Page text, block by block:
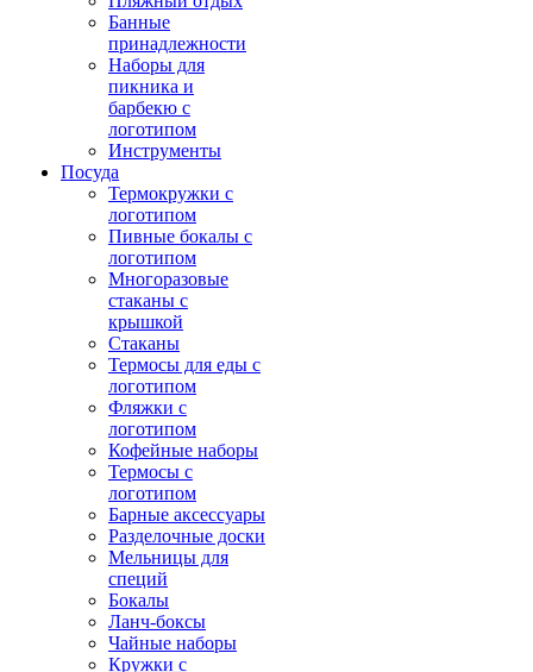
Банные
принадлежности
Наборы для
пикника и
барбекю с
логотипом
Инструменты
Посуда
Термокружки с
логотипом
Пивные бокалы с
логотипом
Многоразовые
стаканы с
крышкой
Стаканы
Термосы для еды с
логотипом
Фляжки с
логотипом
Кофейные наборы
Термосы с
логотипом
Барные аксессуары
Разделочные доски
Мельницы для
специй
Бокалы
Ланч-боксы
Чайные наборы
Кружки с